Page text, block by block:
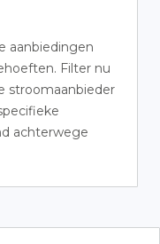
aanbiedingen
Filter nu
stroomaanbieder
achterwege